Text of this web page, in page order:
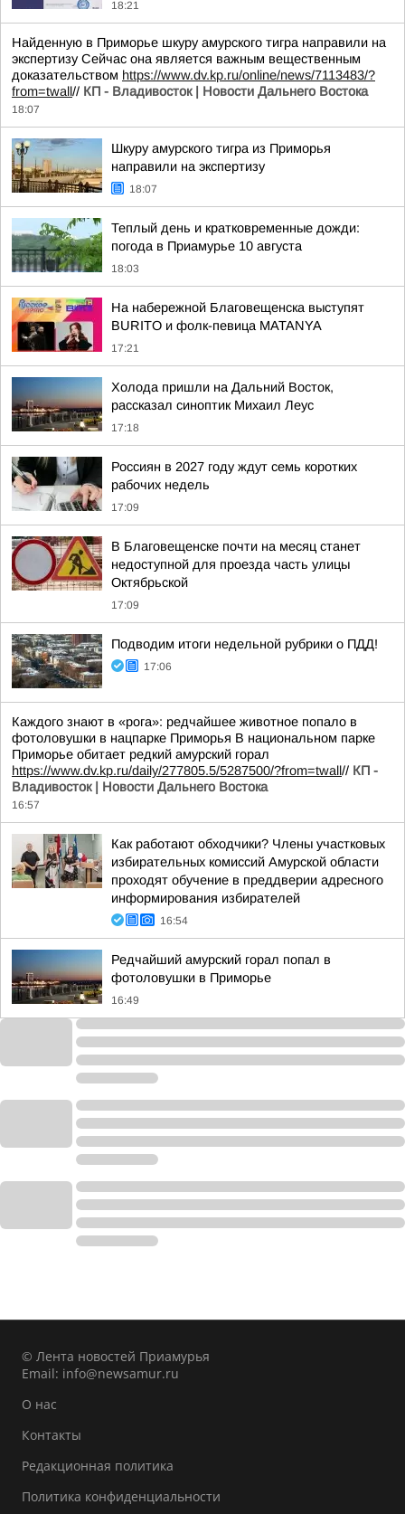
18:21
Найденную в Приморье шкуру амурского тигра направили на
экспертизу Сейчас она является важным вещественным
доказательством https://www.dv.kp.ru/online/news/7113483/?
from=twall// КП - Владивосток | Новости Дальнего Востока
18:07
Шкуру амурского тигра из Приморья
направили на экспертизу
18:07
Теплый день и кратковременные дожди:
погода в Приамурье 10 августа
18:03
На набережной Благовещенска выступят
BURITO и фолк-певица MATANYA
17:21
Холода пришли на Дальний Восток,
рассказал синоптик Михаил Леус
17:18
Россиян в 2027 году ждут семь коротких
рабочих недель
17:09
В Благовещенске почти на месяц станет
недоступной для проезда часть улицы
Октябрьской
17:09
Подводим итоги недельной рубрики о ПДД!
17:06
Каждого знают в «рога»: редчайшее животное попало в
фотоловушки в нацпарке Приморья В национальном парке
Приморье обитает редкий амурский горал
https://www.dv.kp.ru/daily/277805.5/5287500/?from=twall// КП -
Владивосток | Новости Дальнего Востока
16:57
Как работают обходчики? Члены участковых
избирательных комиссий Амурской области
проходят обучение в преддверии адресного
информирования избирателей
16:54
Редчайший амурский горал попал в
фотоловушки в Приморье
16:49
© Лента новостей Приамурья
Email: info@newsamur.ru
О нас
Контакты
Редакционная политика
Политика конфиденциальности